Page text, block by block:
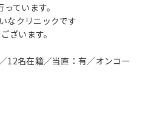
ています。
なクリニックです
ざいます。
12名在籍／当直：有／オンコー